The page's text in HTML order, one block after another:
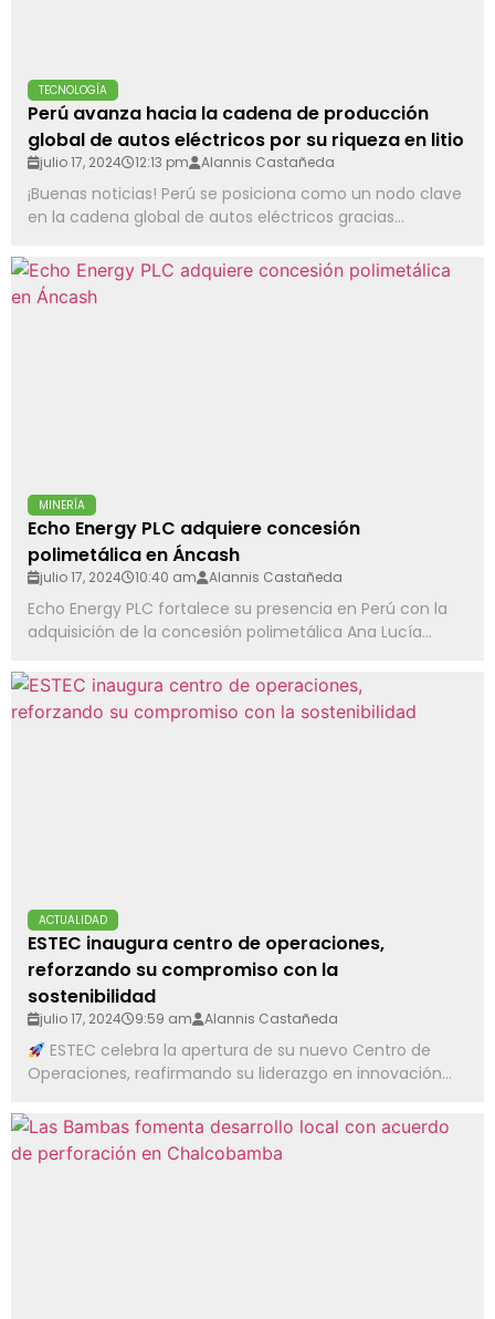
TECNOLOGÍA
Perú avanza hacia la cadena de producción
global de autos eléctricos por su riqueza en litio
julio 17, 2024 12:13 pm Alannis Castañeda
¡Buenas noticias! Perú se posiciona como un nodo clave
en la cadena global de autos eléctricos gracias...
MINERÍA
Echo Energy PLC adquiere concesión
polimetálica en Áncash
julio 17, 2024 10:40 am Alannis Castañeda
Echo Energy PLC fortalece su presencia en Perú con la
adquisición de la concesión polimetálica Ana Lucía...
ACTUALIDAD
ESTEC inaugura centro de operaciones,
reforzando su compromiso con la
sostenibilidad
julio 17, 2024 9:59 am Alannis Castañeda
ESTEC celebra la apertura de su nuevo Centro de
Operaciones, reafirmando su liderazgo en innovación...